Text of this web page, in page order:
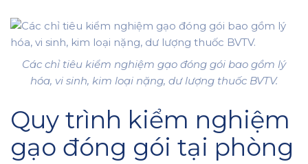
Các chỉ tiêu kiểm nghiệm gạo đóng gói bao gồm lý
hóa, vi sinh, kim loại nặng, dư lượng thuốc BVTV.
Quy trình kiểm nghiệm
gạo đóng gói tại phòng